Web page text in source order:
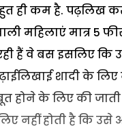
ही कम है. पढ़लिख
महिलाएं मात्र 5
हैं वे बस इसलिए कि
शादी के लिए
होने के लिए की
नहीं होती है कि उसे